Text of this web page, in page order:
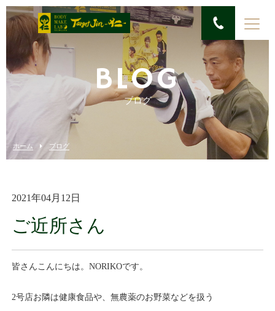
BLOG
ブログ
ホーム ブログ
2021年04月12日
ご近所さん
皆さんこんにちは。NORIKOです。
2号店お隣は健康食品や、無農薬のお野菜などを扱う